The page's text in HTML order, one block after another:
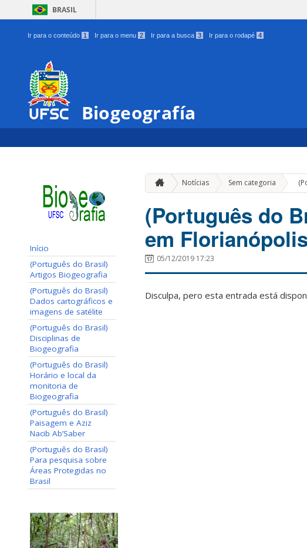
BRASIL
Ir para o conteúdo 1 Ir para o menu 2 Ir para a busca 3 Ir para o rodapé 4
Biogeografía
Início
(Português do Brasil)
Artigos Biogeografia
(Português do Brasil)
Dados cartográficos e
imagens de satélite
(Português do Brasil)
Disciplinas de
Biogeografia
(Português do Brasil)
Horário e local da
monitoria de
Biogeografia
(Português do Brasil)
Paisagem e Aziz
Nacib Ab’Saber
(Português do Brasil)
Para pesquisa sobre
Áreas Protegidas no
Brasil
Notícias Sem categoria »
(Português do
em
05/12/2019 17:23
Disculpa, pero esta entrada está